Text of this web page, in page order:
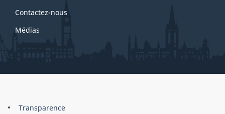
Contactez-nous
Médias
About
Brand
Transparence